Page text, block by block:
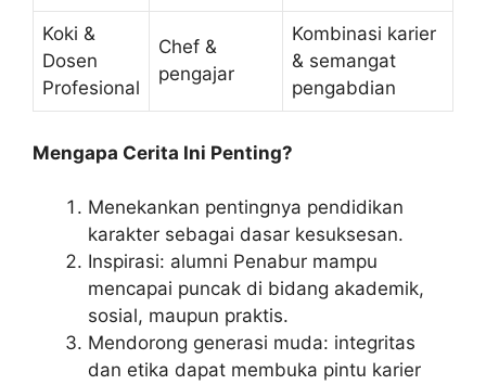
Koki &
Dosen
Profesional
Chef &
pengajar
Kombinasi karier
& semangat
pengabdian
Mengapa Cerita Ini Penting?
Menekankan pentingnya pendidikan
karakter sebagai dasar kesuksesan.
Inspirasi: alumni Penabur mampu
mencapai puncak di bidang akademik,
sosial, maupun praktis.
Mendorong generasi muda: integritas
dan etika dapat membuka pintu karier